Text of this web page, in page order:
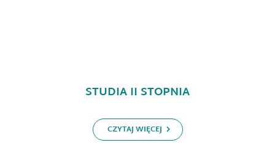
STUDIA II STOPNIA
CZYTAJ WIĘCEJ